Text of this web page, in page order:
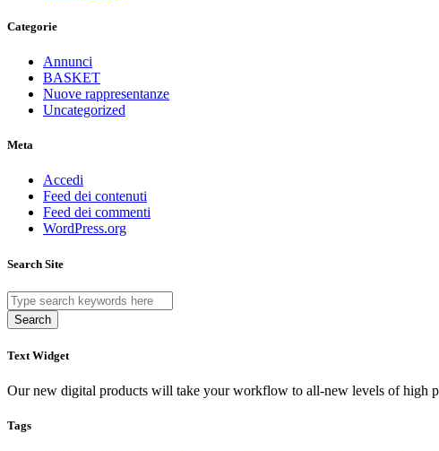
Categorie
Annunci
BASKET
Nuove rappresentanze
Uncategorized
Meta
Accedi
Feed dei contenuti
Feed dei commenti
WordPress.org
Search Site
Search
Text Widget
Our new digital products will take your workflow to all-new levels of high
Tags